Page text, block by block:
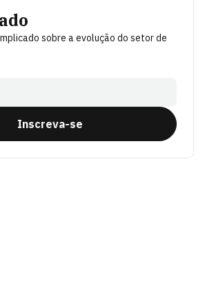
sobre a evolução do setor de
Inscreva-se